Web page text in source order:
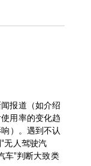
报道（如介绍
用率的变化趋
）。遇到不认
无人驾驶汽
车"判断大致类